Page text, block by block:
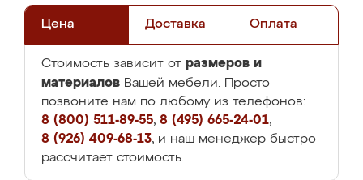
Цена Доставка Оплата
Стоимость зависит от размеров и
материалов Вашей мебели. Просто
позвоните нам по любому из телефонов:
8 (800) 511-89-55, 8 (495) 665-24-01,
8 (926) 409-68-13, и наш менеджер быстро
рассчитает стоимость.